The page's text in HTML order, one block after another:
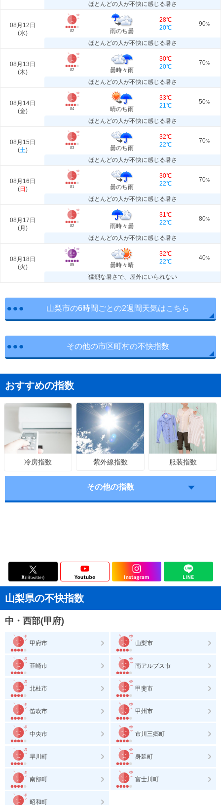
ほとんどの人が不快に感じる暑さ
08月12日
(水) 82 雨のち曇
28℃
20℃
90%
ほとんどの人が不快に感じる暑さ
08月13日
(木) 82 曇時々雨
30℃
20℃
70%
ほとんどの人が不快に感じる暑さ
08月14日
(金) 84 晴のち雨
33℃
21℃
50%
ほとんどの人が不快に感じる暑さ
08月15日
(土) 83 曇のち雨
32℃
22℃
70%
ほとんどの人が不快に感じる暑さ
08月16日
(日 ) 81 曇のち雨
30℃
22℃
70%
ほとんどの人が不快に感じる暑さ
08月17日
(月 ) 82 雨時々曇
31℃
22℃
80%
ほとんどの人が不快に感じる暑さ
08月18日
(火) 85 曇時々晴
32℃
22℃
40%
猛烈な暑さで、屋外にいられない
山梨市の6時間ごとの2週間天気はこちら
その他の市区町村の不快指数
おすすめの指数
冷房指数 紫外線指数 服装指数
その他の指数
山梨県の不快指数
中・西部(甲府)
甲府市 山梨市
韮崎市 南アルプス市
北杜市 甲斐市
笛吹市 甲州市
中央市 市川三郷町
早川町 身延町
南部町 富士川町
昭和町